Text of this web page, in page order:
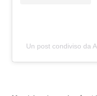
Un post condiviso da